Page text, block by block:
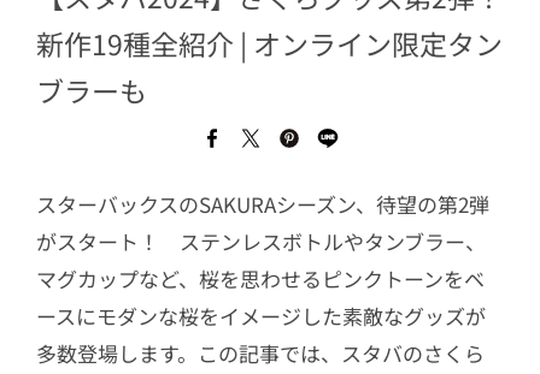
新作19種全紹介 | オンライン限定タン
ブラーも
スターバックスのSAKURAシーズン、待望の第2弾
がスタート！ ステンレスボトルやタンブラー、
マグカップなど、桜を思わせるピンクトーンをベ
ースにモダンな桜をイメージした素敵なグッズが
多数登場します。この記事では、スタバのさくら